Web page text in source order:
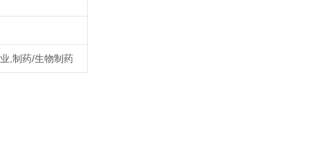
,制药/生物制药